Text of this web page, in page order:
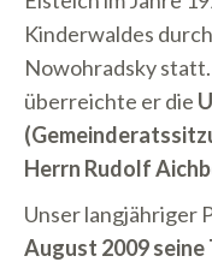
Kinderwaldes
Nowohradsky
überreichte er die
Herrn Rudolf
Unser langjähriger
August 2009